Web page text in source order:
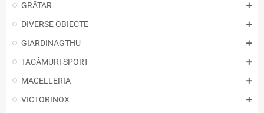
GRĂTAR
DIVERSE OBIECTE
GIARDINAGTHU
TACÂMURI SPORT
MACELLERIA
VICTORINOX